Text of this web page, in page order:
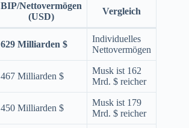
BIP/Nettovermögen
(USD)
Vergleich
629 Milliarden $
Individuelles
Nettovermögen
467 Milliarden $
Musk ist 162
Mrd. $ reicher
450 Milliarden $
Musk ist 179
Mrd. $ reicher